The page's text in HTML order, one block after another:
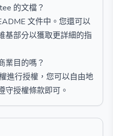
的文檔？
文件中。您還可以
基部分以獲取更詳細的指
業目的嗎？
進行授權，您可以自由地
守授權條款即可。